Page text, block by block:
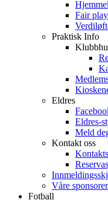
Fair
Praktisk Info
Eldres
Eldres-
Meld
Kontakt oss
Våre sponsorer
Fotball